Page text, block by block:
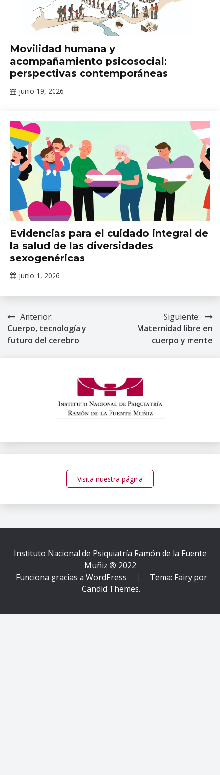
Cursos
en
línea
Movilidad humana y
acompañamiento psicosocial:
perspectivas contemporáneas
junio 19, 2026
Cursos
en
línea
Evidencias para el cuidado integral de
la salud de las diversidades
sexogenéricas
junio 1, 2026
Gallardo
Navegación
de
Anterior:
Cuerpo, tecnología y
futuro del cerebro
Siguiente:
Maternidad libre en
cuerpo y mente
Visita nuestra página
Instituto Nacional de Psiquiatría Ramón de la Fuente
Muñiz ® 2022
Funciona gracias a WordPress
|
Tema: Fairy por
Candid Themes.